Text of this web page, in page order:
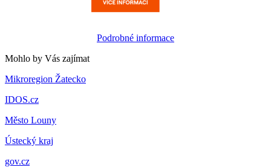
Podrobné informace
Mohlo by Vás zajímat
Mikroregion Žatecko
IDOS.cz
Město Louny
Ústecký kraj
gov.cz